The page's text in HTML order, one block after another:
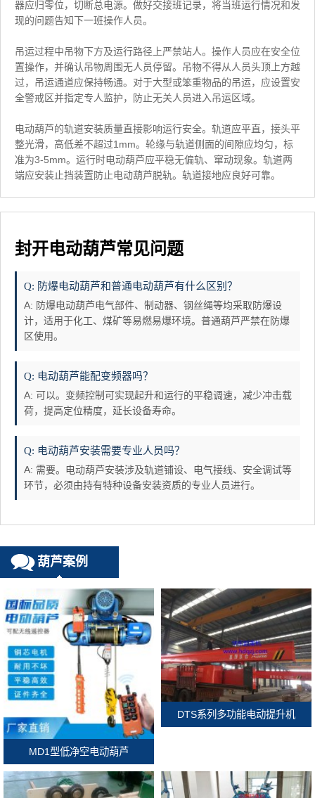
器应归零位，切断总电源。做好交接班记录，将当班运行情况和发
现的问题告知下一班操作人员。
吊运过程中吊物下方及运行路径上严禁站人。操作人员应在安全位
置操作，并确认吊物周围无人员停留。吊物不得从人员头顶上方越
过，吊运通道应保持畅通。对于大型或笨重物品的吊运，应设置安
全警戒区并指定专人监护，防止无关人员进入吊运区域。
电动葫芦的轨道安装质量直接影响运行安全。轨道应平直，接头平
整光滑，高低差不超过1mm。轮缘与轨道侧面的间隙应均匀，标
准为3-5mm。运行时电动葫芦应平稳无偏轨、窜动现象。轨道两
端应安装止挡装置防止电动葫芦脱轨。轨道接地应良好可靠。
封开电动葫芦常见问题
Q: 防爆电动葫芦和普通电动葫芦有什么区别？
A: 防爆电动葫芦电气部件、制动器、钢丝绳等均采取防爆设
计，适用于化工、煤矿等易燃易爆环境。普通葫芦严禁在防爆
区使用。
Q: 电动葫芦能配变频器吗？
A: 可以。变频控制可实现起升和运行的平稳调速，减少冲击载
荷，提高定位精度，延长设备寿命。
Q: 电动葫芦安装需要专业人员吗？
A: 需要。电动葫芦安装涉及轨道铺设、电气接线、安全调试等
环节，必须由持有特种设备安装资质的专业人员进行。
葫芦案例
MD1型低净空电动葫芦
DTS系列多功能电动提升机